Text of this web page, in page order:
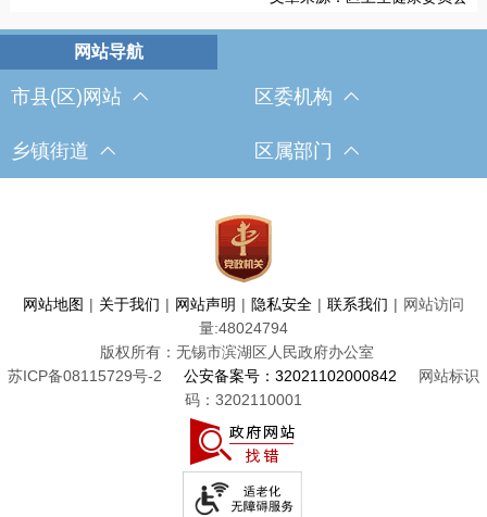
市县(区)网站 区委机构
乡镇街道 区属部门
网站地图 | 关于我们 | 网站声明 | 隐私安全 | 联系我们 | 网站访问
量:48024794
版权所有：无锡市滨湖区人民政府办公室
苏ICP备08115729号-2
公安备案号：32021102000842
网站标识
码：3202110001